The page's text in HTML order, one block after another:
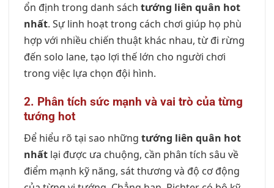
ổn định trong danh sách tướng liên quân hot
nhất. Sự linh hoạt trong cách chơi giúp họ phù
hợp với nhiều chiến thuật khác nhau, từ đi rừng
đến solo lane, tạo lợi thế lớn cho người chơi
trong việc lựa chọn đội hình.
2. Phân tích sức mạnh và vai trò của từng
tướng hot
Để hiểu rõ tại sao những tướng liên quân hot
nhất lại được ưa chuộng, cần phân tích sâu về
điểm mạnh kỹ năng, sát thương và độ cơ động